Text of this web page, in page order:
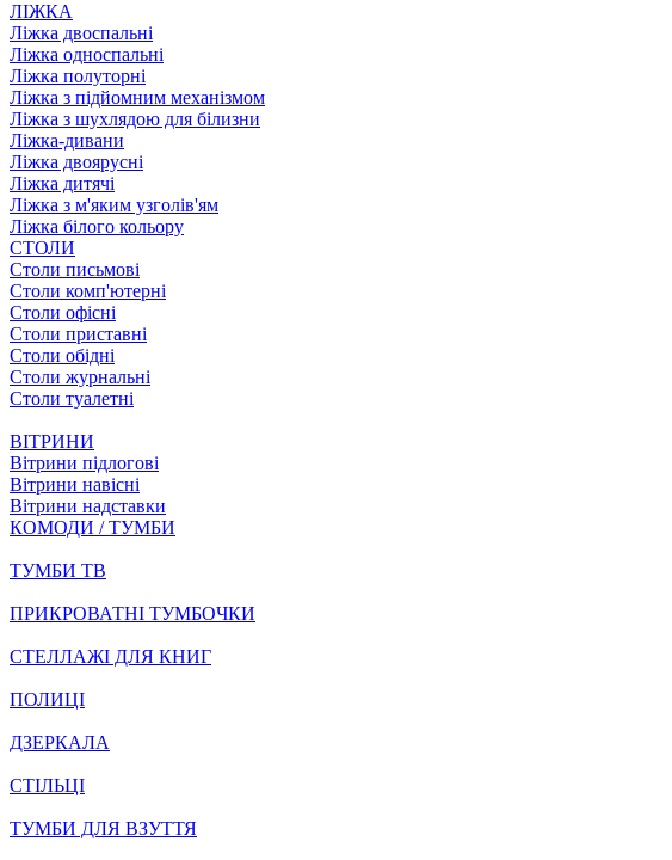
ЛІЖКА
Ліжка двоспальні
Ліжка односпальні
Ліжка полуторні
Ліжка з підйомним механізмом
Ліжка з шухлядою для білизни
Ліжка-дивани
Ліжка двоярусні
Ліжка дитячі
Ліжка з м'яким узголів'ям
Ліжка білого кольору
СТОЛИ
Столи письмові
Столи комп'ютерні
Столи офісні
Столи приставні
Столи обідні
Столи журнальні
Столи туалетні
ВІТРИНИ
Вітрини підлогові
Вітрини навісні
Вітрини надставки
КОМОДИ / ТУМБИ
ТУМБИ ТВ
ПРИКРОВАТНІ ТУМБОЧКИ
СТЕЛЛАЖІ ДЛЯ КНИГ
ПОЛИЦІ
ДЗЕРКАЛА
СТІЛЬЦI
ТУМБИ ДЛЯ ВЗУТТЯ